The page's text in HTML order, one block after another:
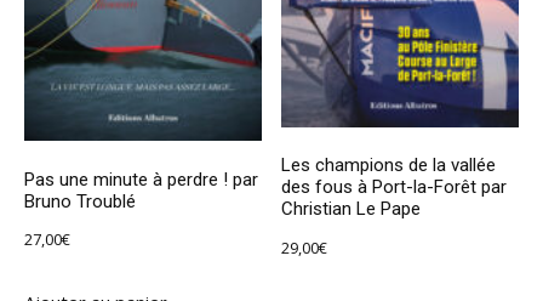
Pas une minute à perdre ! par
Bruno Troublé
27,00€
Les champions de la vallée
des fous à Port-la-Forêt par
Christian Le Pape
29,00€